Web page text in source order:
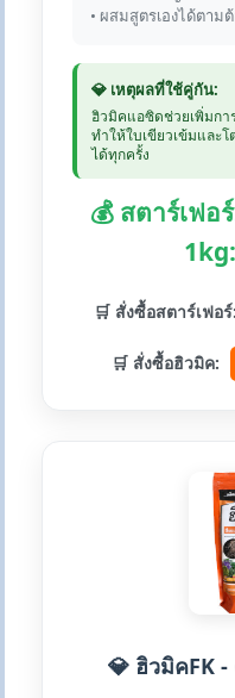
• ผสมสูตรเองได้ตาม
💎 เหตุผลที่ใช้คู่กัน:
ฮิวมิคแอซิดช่วยเพิ่มกา
ทำให้ใบเขียวเข้มและ
ได้ทุกครั้ง
💰 สตาร์เฟ
🛒 สั่งซื้อสตาร์เฟอร์:
🛒 สั่งซื้อฮิวมิค:
💎 ฮิวมิคFK